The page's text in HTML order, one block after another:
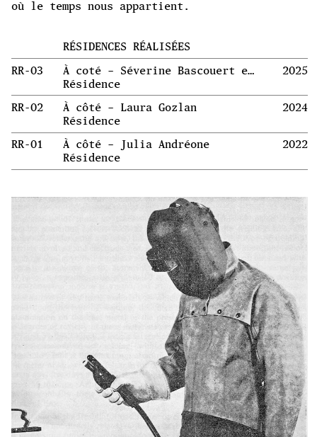
où le temps nous appartient.
RÉSIDENCES RÉALISÉES
RR-03
2025
À coté – Séverine Bascouert et Sammy Stein
Résidence
RR-02
2024
À côté – Laura Gozlan
Résidence
RR-01
2022
À côté – Julia Andréone
Résidence